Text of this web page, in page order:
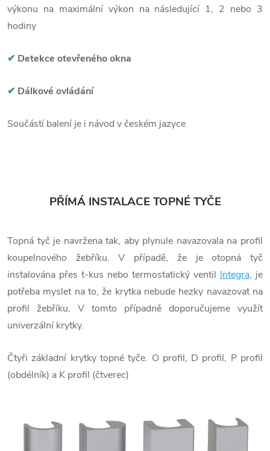
výkonu na maximální výkon na následující 1, 2 nebo 3
hodiny
✔ Detekce otevřeného okna
✔ Dálkové ovládání
Součástí balení je i návod v českém jazyce
PŘÍMÁ INSTALACE TOPNÉ TYČE
Topná tyč je navržena tak, aby plynule navazovala na profil
koupelnového žebříku. V případě, že je otopná tyč
instalována přes t-kus nebo termostatický ventil Integra, je
potřeba myslet na to, že krytka nebude hezky navazovat na
profil žebříku. V tomto případně doporučujeme využít
univerzální krytky.
Čtyři základní krytky topné tyče. O profil, D profil, P profil
(obdélník) a K profil (čtverec)